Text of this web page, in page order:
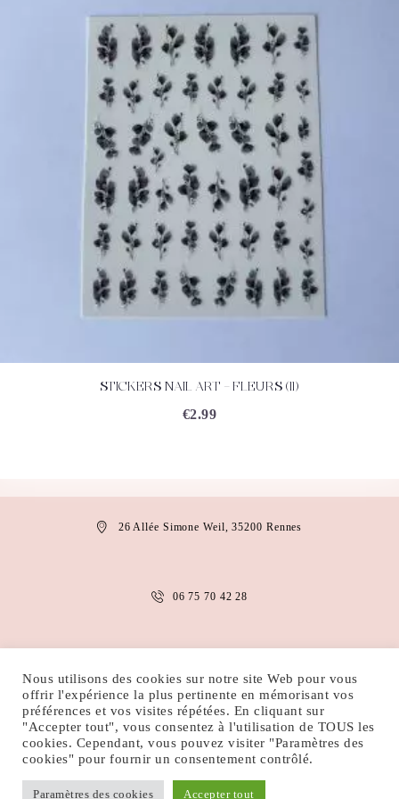
ACHETEZ DÉTAILS
STICKERS NAIL ART – FLEURS (11)
€2.99
26 Allée Simone Weil, 35200 Rennes
06 75 70 42 28
MENTIONS LÉGALES CONDITIONS D’UTILISATION
POLITIQUE DE COOKIES POLITIQUE DE CONFIDENTIALITÉ
Nous utilisons des cookies sur notre site Web pour vous
offrir l'expérience la plus pertinente en mémorisant vos
préférences et vos visites répétées. En cliquant sur
"Accepter tout", vous consentez à l'utilisation de TOUS les
cookies. Cependant, vous pouvez visiter "Paramètres des
cookies" pour fournir un consentement contrôlé.
Paramètres des cookies Accepter tout